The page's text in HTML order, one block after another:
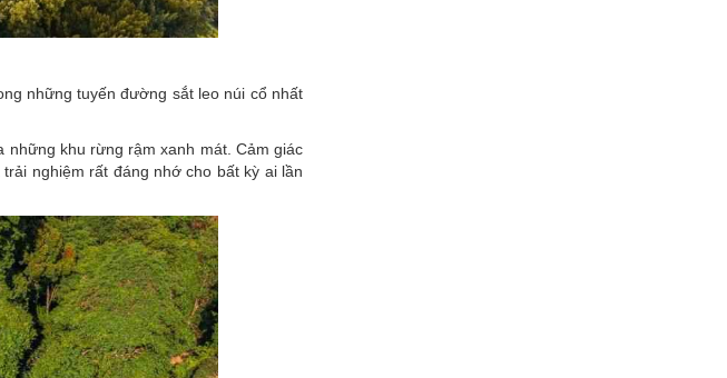
những tuyến đường sắt leo núi cổ nhất
những khu rừng rậm xanh mát. Cảm giác
nghiệm rất đáng nhớ cho bất kỳ ai lần